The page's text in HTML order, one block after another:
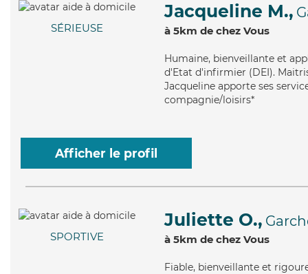
SÉRIEUSE
Jacqueline M.,
à 5km de chez Vous
Humaine, bienveillante et
d'Etat d'infirmier (DEI).
Jacqueline apporte ses
compagnie/loisirs*
Afficher le profil
SPORTIVE
Juliette O.,
à 5km de chez Vous
Fiable, bienveillante et